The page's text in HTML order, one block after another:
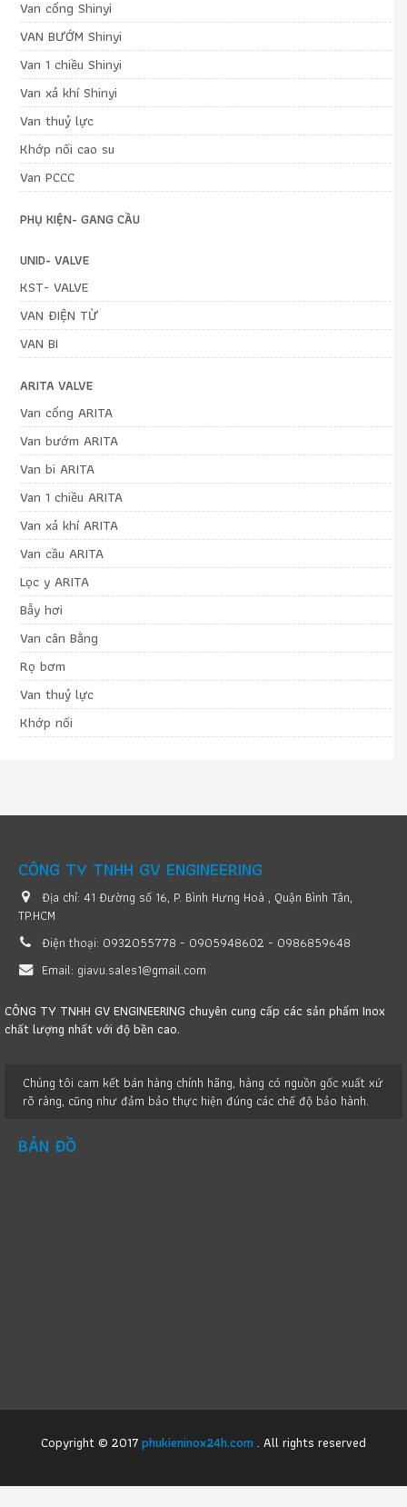
Van cổng Shinyi
VAN BƯỚM Shinyi
Van 1 chiều Shinyi
Van xả khí Shinyi
Van thuỷ lực
Khớp nối cao su
Van PCCC
PHỤ KIỆN- GANG CẦU
UNID- VALVE
KST- VALVE
VAN ĐIỆN TỪ
VAN BI
ARITA VALVE
Van cổng ARITA
Van bướm ARITA
Van bi ARITA
Van 1 chiều ARITA
Van xả khí ARITA
Van cầu ARITA
Lọc y ARITA
Bẫy hơi
Van cân Bằng
Rọ bơm
Van thuỷ lực
Khớp nối
CÔNG TY TNHH GV ENGINEERING
Địa chỉ: 41 Đường số 16, P. Bình Hưng Hoà , Quận Bình Tân,
TP.HCM
Điện thoại: 0932055778 - 0905948602 - 0986859648
Email: giavu.sales1@gmail.com
CÔNG TY TNHH GV ENGINEERING chuyên cung cấp các sản phẩm Inox
chất lượng nhất với độ bền cao.
Chúng tôi cam kết bán hàng chính hãng, hàng có nguồn gốc xuất xứ
rõ ràng, cũng như đảm bảo thực hiện đúng các chế độ bảo hành.
BẢN ĐỒ
Copyright © 2017phukieninox24h.com. All rights reserved